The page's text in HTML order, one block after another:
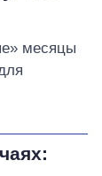
месяцы